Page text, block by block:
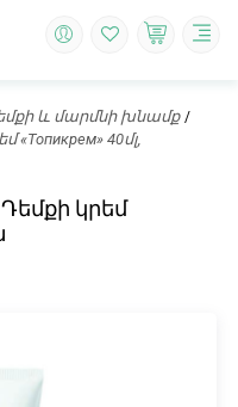
և մարմնի խնամք
40մլ,
կրեմ